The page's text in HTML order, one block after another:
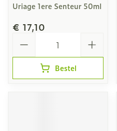
Uriage 1ere Senteur 50ml
€ 17,10
Bestel